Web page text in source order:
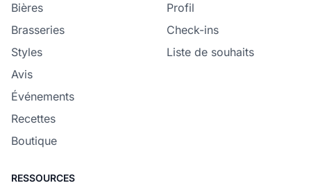
Bières
Brasseries
Styles
Avis
Événements
Recettes
Boutique
Profil
Check-ins
Liste de souhaits
RESSOURCES